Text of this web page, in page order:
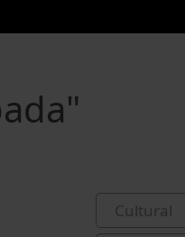
Cultural